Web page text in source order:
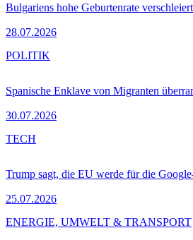
Bulgariens hohe Geburtenrate
28.07.2026
Spanische Enklave von Migranten
30.07.2026
POLITIK
Trump sagt, die EU werde für die
25.07.2026
TECH
ENERGIE, UMWELT & TRANSPORT